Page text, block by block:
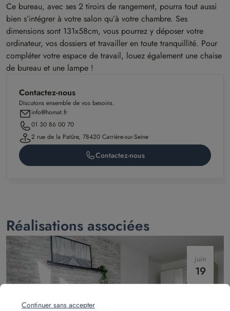
Ce bureau, avec ses 2 tiroirs de rangement, pourra tout aussi
bien s’intégrer à votre salon qu’à votre chambre. Ses
dimensions sont 131x58cm, vous pourrez y déposer votre
ordinateur, vos dossiers et travailler en toute tranquillité. Pour
compléter votre espace de travail, louez également une chaise
de bureau et une lampe !
Contactez-nous
Discutons ensemble de vos besoins.
info@homat.fr
01 30 86 00 70
2 rue de la Patûre, 78420 Carrière-sur-Seine
Contactez-nous
Réalisations associées
juin
19
Continuer sans accepter